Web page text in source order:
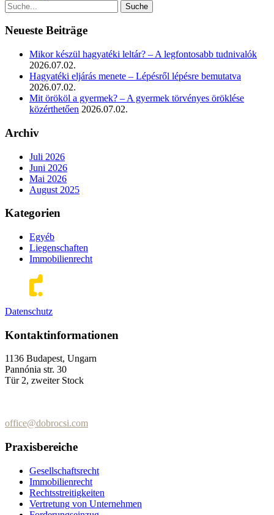
Neueste Beiträge
Mikor készül hagyatéki leltár? – A legfontosabb tudnivalók
2026.07.02.
Hagyatéki eljárás menete – Lépésről lépésre bemutatva
2026.07.02.
Mit örököl a gyermek? – A gyermek törvényes öröklése
közérthetően 2026.07.02.
Archiv
Juli 2026
Juni 2026
Mai 2026
August 2025
Kategorien
Egyéb
Liegenschaften
Immobilienrecht
Datenschutz
Kontaktinformationen
1136 Budapest, Ungarn
Pannónia str. 30
Tür 2, zweiter Stock
office@dobrocsi.com
Praxisbereiche
Gesellschaftsrecht
Immobilienrecht
Rechtsstreitigkeiten
Vertretung von Unternehmen